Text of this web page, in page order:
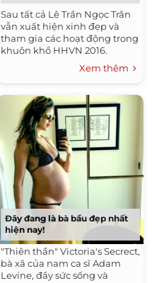
Sau tất cả Lê Trần Ngọc Trân
vẫn xuất hiện xinh đẹp và
tham gia các hoạt động trong
khuôn khổ HHVN 2016.
Xem thêm
Đây đang là bà bầu đẹp nhất
hiện nay!
"Thiên thần" Victoria's Secrect,
bà xã của nam ca sĩ Adam
Levine, đầy sức sống và